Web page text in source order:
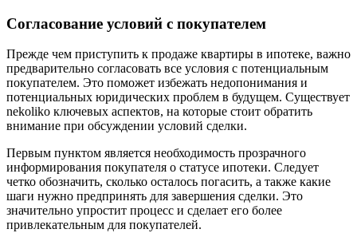
Согласование условий с покупателем
Прежде чем приступить к продаже квартиры в ипотеке, важно
предварительно согласовать все условия с потенциальным
покупателем. Это поможет избежать недопонимания и
потенциальных юридических проблем в будущем. Существует
nekoliko ключевых аспектов, на которые стоит обратить
внимание при обсуждении условий сделки.
Первым пунктом является необходимость прозрачного
информирования покупателя о статусе ипотеки. Следует
четко обозначить, сколько осталось погасить, а также какие
шаги нужно предпринять для завершения сделки. Это
значительно упростит процесс и сделает его более
привлекательным для покупателей.